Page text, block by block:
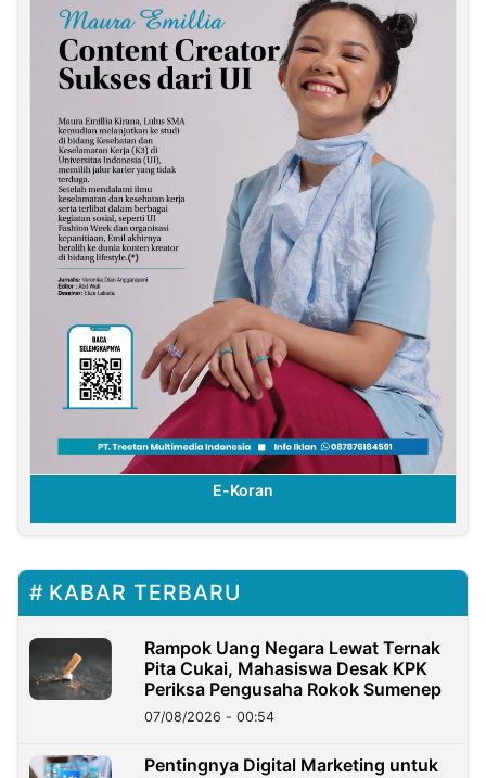
E-Koran
KABAR TERBARU
Rampok Uang Negara Lewat Ternak
Pita Cukai, Mahasiswa Desak KPK
Periksa Pengusaha Rokok Sumenep
07/08/2026 - 00:54
Pentingnya Digital Marketing untuk